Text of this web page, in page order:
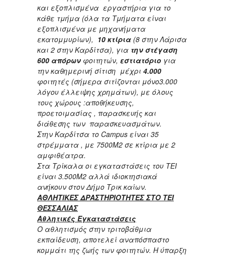
και εξοπλισμένα εργαστήρια για το
κάθε τμήμα (όλα τα Τμήματα είναι
εξοπλισμένα με μηχανήματα
εκατομμυρίων), 10 κτίρια (8 στην Λάρισα
και 2 στην Καρδίτσα), για την στέγαση
600 απόρων φοιτητών, εστιατόριο για
την καθημερινή σίτιση μέχρι 4.000
φοιτητές (σήμερα σιτίζονται μόνο3.000
λόγου έλλειψης χρημάτων), με όλους
τους χώρους :αποθήκευσης,
προετοιμασίας , παρασκευής και
διάθεσης των παρασκευασμάτων.
Στην Καρδίτσα το Campus είναι 35
στρέμματα , με 7500Μ2 σε κτίρια με 2
αμφιθέατρα.
Στα Τρίκαλα οι εγκαταστάσεις του ΤΕΙ
είναι 3.500Μ2 αλλά ιδιοκτησιακά
ανήκουν στον Δήμο Τρικ καίων.
ΑΘΛΗΤΙΚΕΣ ΔΡΑΣΤΗΡΙΟΤΗΤΕΣ ΣΤΟ ΤΕΙ
ΘΕΣΣΑΛΙΑΣ
Αθλητικές Εγκαταστάσεις
Ο αθλητισμός στην τριτοβάθμια
εκπαίδευση, αποτελεί αναπόσπαστο
κομμάτι της ζωής των φοιτητών. Η ύπαρξη